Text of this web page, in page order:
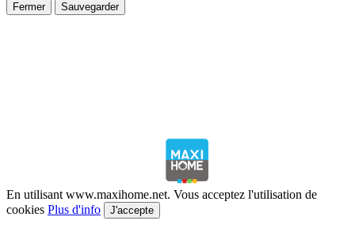
Fermer Sauvegarder
En utilisant www.maxihome.net. Vous acceptez l'utilisation de
cookies Plus d'info J'accepte